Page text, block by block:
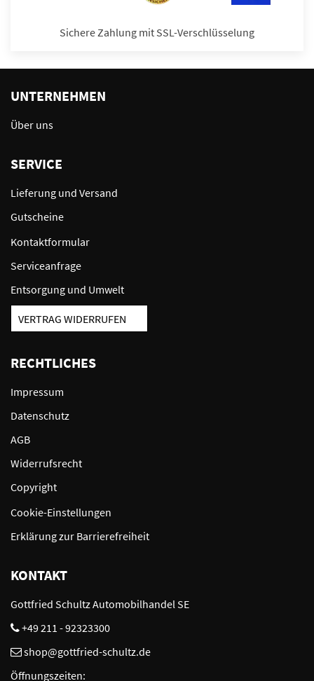
Sichere Zahlung mit SSL-Verschlüsselung
UNTERNEHMEN
Über uns
SERVICE
Lieferung und Versand
Gutscheine
Kontaktformular
Serviceanfrage
Entsorgung und Umwelt
VERTRAG WIDERRUFEN
RECHTLICHES
Impressum
Datenschutz
AGB
Widerrufsrecht
Copyright
Cookie-Einstellungen
Erklärung zur Barrierefreiheit
KONTAKT
Gottfried Schultz Automobilhandel SE
+49 211 - 92323300
shop@gottfried-schultz.de
Öffnungszeiten: